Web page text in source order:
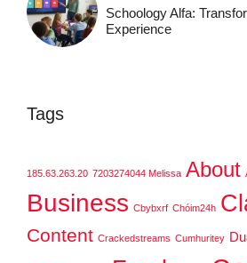
Schoology Alfa:
Experience
Tags
185.63.263.20 7203274044 Melissa About
Business Cbybxrf Chóim24h
Content Crackedstreams Cumhuritey